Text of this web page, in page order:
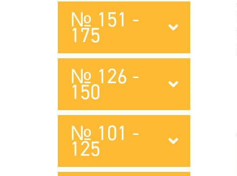
№ 101 -
125
№ 126 -
150
№ 151 -
175